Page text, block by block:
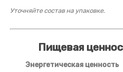
Уточняйте состав на упаковке.
Пищевая
Энергетическая ценность